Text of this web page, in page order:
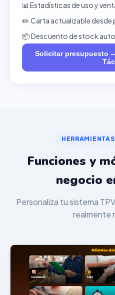
📊 Estadísticas de uso y
✏️ Carta actualizable desde
📦 Descuento de stock
Solicitar presupuesto
Funciones y
negocio
Personaliza tu sistema
realmente